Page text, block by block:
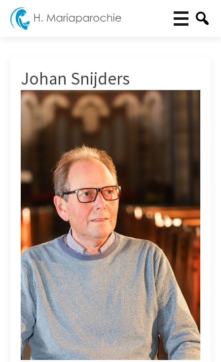
Johan Snijders